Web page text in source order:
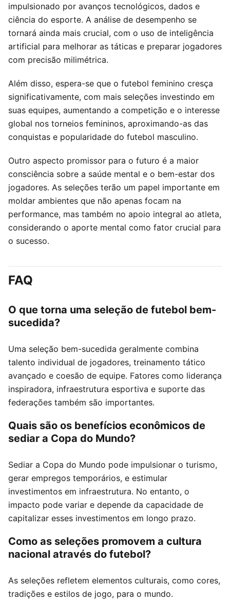
impulsionado por avanços tecnológicos, dados e
ciência do esporte. A análise de desempenho se
tornará ainda mais crucial, com o uso de inteligência
artificial para melhorar as táticas e preparar jogadores
com precisão milimétrica.
Além disso, espera-se que o futebol feminino cresça
significativamente, com mais seleções investindo em
suas equipes, aumentando a competição e o interesse
global nos torneios femininos, aproximando-as das
conquistas e popularidade do futebol masculino.
Outro aspecto promissor para o futuro é a maior
consciência sobre a saúde mental e o bem-estar dos
jogadores. As seleções terão um papel importante em
moldar ambientes que não apenas focam na
performance, mas também no apoio integral ao atleta,
considerando o aporte mental como fator crucial para
o sucesso.
FAQ
O que torna uma seleção de futebol bem-
sucedida?
Uma seleção bem-sucedida geralmente combina
talento individual de jogadores, treinamento tático
avançado e coesão de equipe. Fatores como liderança
inspiradora, infraestrutura esportiva e suporte das
federações também são importantes.
Quais são os benefícios econômicos de
sediar a Copa do Mundo?
Sediar a Copa do Mundo pode impulsionar o turismo,
gerar empregos temporários, e estimular
investimentos em infraestrutura. No entanto, o
impacto pode variar e depende da capacidade de
capitalizar esses investimentos em longo prazo.
Como as seleções promovem a cultura
nacional através do futebol?
As seleções refletem elementos culturais, como cores,
tradições e estilos de jogo, para o mundo.